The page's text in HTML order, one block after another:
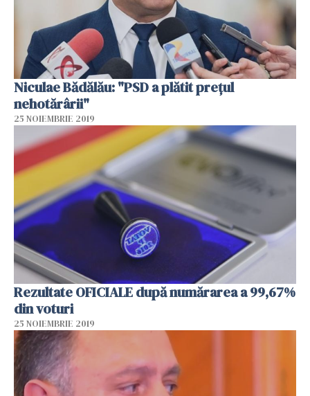
Niculae Bădălău: "PSD a plătit prețul
nehotărârii"
25 NOIEMBRIE 2019
Rezultate OFICIALE după numărarea a 99,67%
din voturi
25 NOIEMBRIE 2019